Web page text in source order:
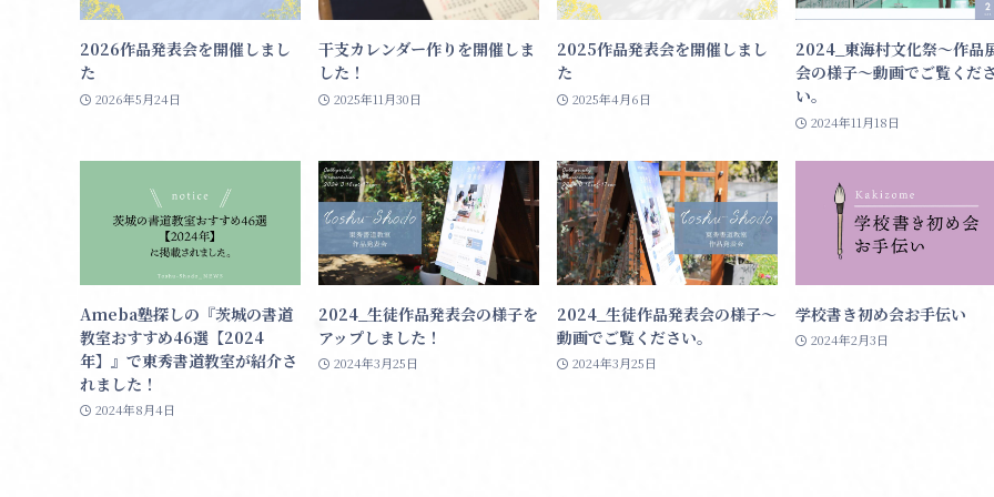
2026作品発表会を開催しまし
た
2026年5月24日
干支カレンダー作りを開催しま
した！
2025年11月30日
2025作品発表会を開催しまし
た
2025年4月6日
2024_東海村文化祭〜作品
会の様子〜動画でご覧くだ
い。
2024年11月18日
Ameba塾探しの『茨城の書道
教室おすすめ46選【2024
年】』で東秀書道教室が紹介さ
れました！
2024年8月4日
2024_生徒作品発表会の様子を
アップしました！
2024年3月25日
2024_生徒作品発表会の様子〜
動画でご覧ください。
2024年3月25日
学校書き初め会お手伝い
2024年2月3日